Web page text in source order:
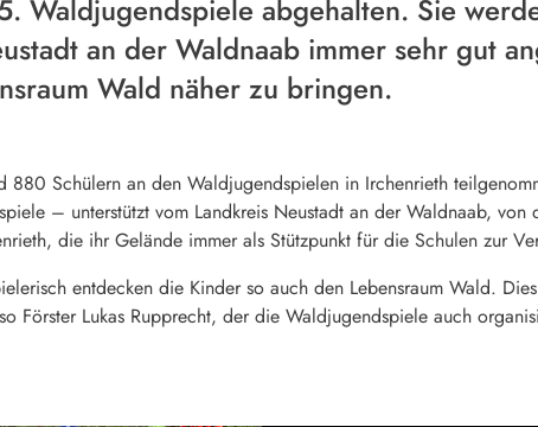
Waldjugendspiele abgehalten. Sie
an der Waldnaab immer sehr gut
Wald näher zu bringen.
880 Schülern an den Waldjugendspielen in Irchenrieth
– unterstützt vom Landkreis Neustadt an der Waldnaab, von
die ihr Gelände immer als Stützpunkt für die Schulen zur
entdecken die Kinder so auch den Lebensraum Wald.
Lukas Rupprecht, der die Waldjugendspiele auch